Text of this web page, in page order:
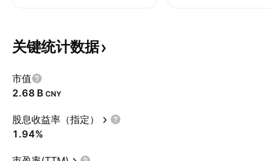
关键统计数据
市值
‪2.68 B‬ CNY
股息收益率（指定）
1.94%